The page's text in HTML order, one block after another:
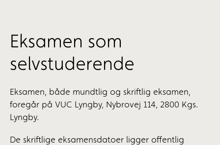
Eksamen som
selvstuderende
Eksamen, både mundtlig og skriftlig eksamen,
foregår på VUC Lyngby, Nybrovej 114, 2800 Kgs.
Lyngby.
De skriftlige eksamensdatoer ligger offentlig